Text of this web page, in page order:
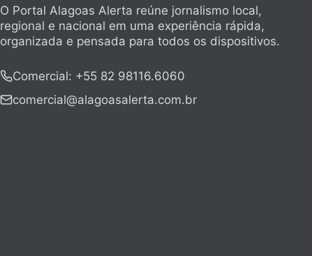
O Portal Alagoas Alerta reúne jornalismo local,
regional e nacional em uma experiência rápida,
organizada e pensada para todos os dispositivos.
Comercial: +55 82 98116.6060
comercial@alagoasalerta.com.br